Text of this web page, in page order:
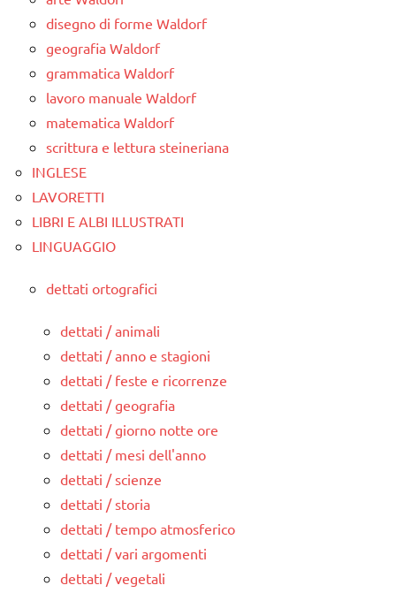
disegno di forme Waldorf
geografia Waldorf
grammatica Waldorf
lavoro manuale Waldorf
matematica Waldorf
scrittura e lettura steineriana
INGLESE
LAVORETTI
LIBRI E ALBI ILLUSTRATI
LINGUAGGIO
dettati ortografici
dettati / animali
dettati / anno e stagioni
dettati / feste e ricorrenze
dettati / geografia
dettati / giorno notte ore
dettati / mesi dell'anno
dettati / scienze
dettati / storia
dettati / tempo atmosferico
dettati / vari argomenti
dettati / vegetali